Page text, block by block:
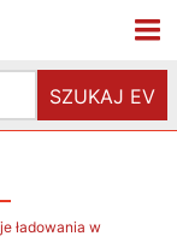
SZUKAJ EV
ładowania w